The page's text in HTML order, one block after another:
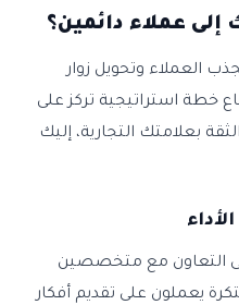
عملاء دائمين؟
العملاء وتحويل زوار
خطة استراتيجية تركز على
بعلامتك التجارية، إليك
التعاون مع متخصصين
يعملون على تقديم أفكار